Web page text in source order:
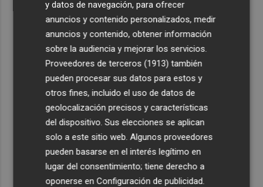
y datos de navegación, para ofrecer
anuncios y contenido personalizados, medir
anuncios y contenido, obtener información
sobre la audiencia y mejorar los servicios.
Proveedores de terceros (1913) también
pueden procesar sus datos para estos y
otros fines, incluido el uso de datos de
geolocalización precisos y características
del dispositivo. Sus elecciones se aplican
solo a este sitio web. Algunos proveedores
pueden basarse en el interés legítimo en
lugar del consentimiento; tiene derecho a
oponerse enConfiguración de publicidad